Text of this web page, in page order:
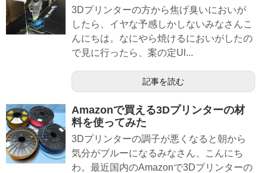
3Dプリンターの方から焦げ臭いにおいが
したら、イヤな予感しかしないみなさんこ
んにちは。なにやら焼けるにおいがしたの
で見に行ったら、案の定Ul...
記事を読む
Amazonで買える3Dプリンターの材
料を使ってみた
3Dプリンターの調子が悪くなると朝から
気分がブルーになるみなさん、こんにち
わ。最近国内のAmazonで3Dプリンターの